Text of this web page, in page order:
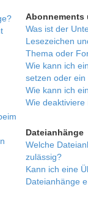
Abonnements
Was ist der
Lesezeichen
Thema oder
Wie kann ich
setzen oder
Wie kann ich
Wie deaktiviere
Dateianhänge
Welche
zulässig?
Kann ich eine
Dateianhänge